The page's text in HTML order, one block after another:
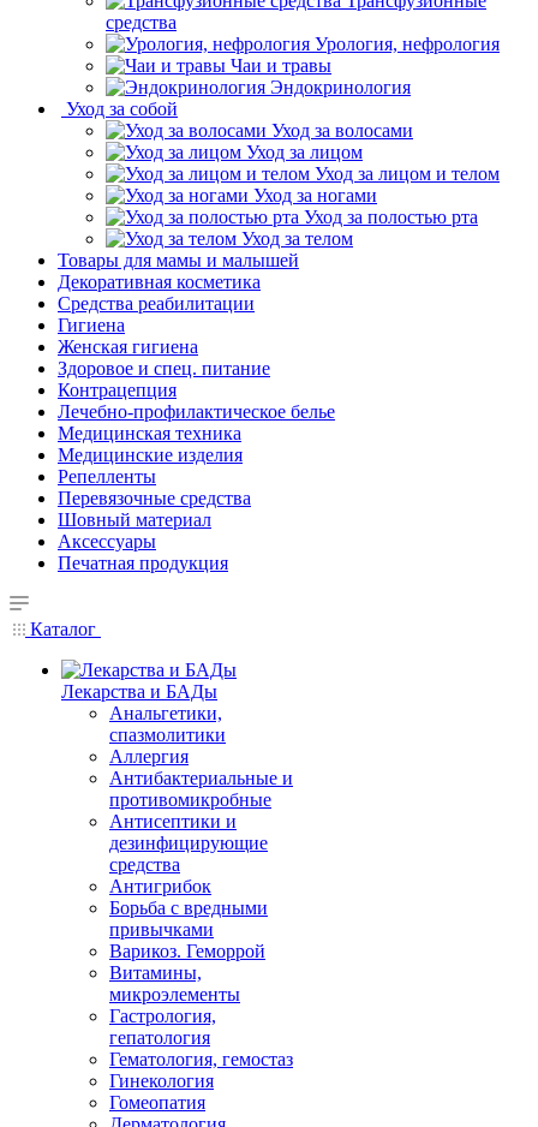
средства
Урология, нефрология
Чаи и травы
Эндокринология
Уход за собой
Уход за волосами
Уход за лицом
Уход за лицом и телом
Уход за ногами
Уход за полостью рта
Уход за телом
Товары для мамы и малышей
Декоративная косметика
Средства реабилитации
Гигиена
Женская гигиена
Здоровое и спец. питание
Контрацепция
Лечебно-профилактическое белье
Медицинская техника
Медицинские изделия
Репелленты
Перевязочные средства
Шовный материал
Аксессуары
Печатная продукция
Каталог
Лекарства и БАДы
Анальгетики,
спазмолитики
Аллергия
Антибактериальные и
противомикробные
Антисептики и
дезинфицирующие
средства
Антигрибок
Борьба с вредными
привычками
Варикоз. Геморрой
Витамины,
микроэлементы
Гастрология,
гепатология
Гематология, гемостаз
Гинекология
Гомеопатия